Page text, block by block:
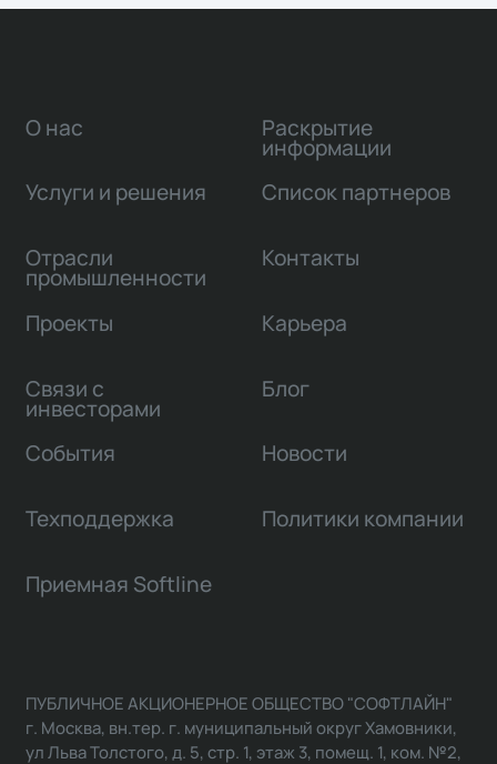
О нас
Услуги и решения
Отрасли
промышленности
Проекты
Связи с
инвесторами
Раскрытие
информации
Список партнеров
Контакты
Карьера
Блог
События Новости
Техподдержка Политики компании
Приемная Softline
ПУБЛИЧНОЕ АКЦИОНЕРНОЕ ОБЩЕСТВО "СОФТЛАЙН"
г. Москва, вн.тер. г. муниципальный округ Хамовники,
ул Льва Толстого, д. 5, стр. 1, этаж 3, помещ. 1, ком. №2,